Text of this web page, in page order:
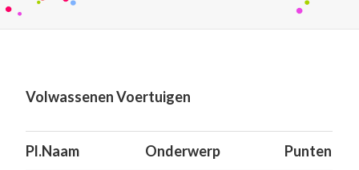
Volwassenen Voertuigen
Pl.Naam Onderwerp Punten